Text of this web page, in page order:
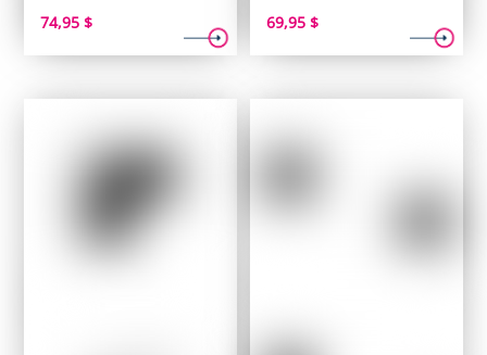
74,95$ 69,95$